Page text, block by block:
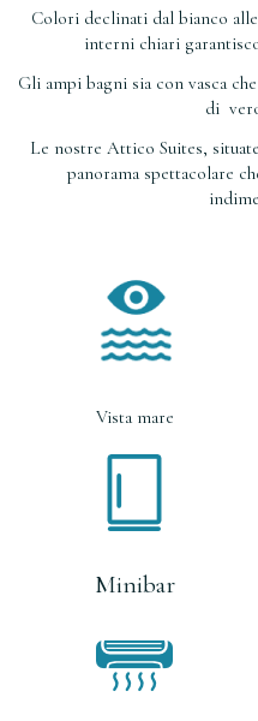
Colori declinati dal bianco
interni chiari
Gli ampi bagni sia con vasca
di
Le nostre Attico Suites,
panorama spettacolare
Vista mare
Minibar